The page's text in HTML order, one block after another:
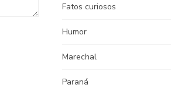
Fatos curiosos
Humor
Marechal
Paraná